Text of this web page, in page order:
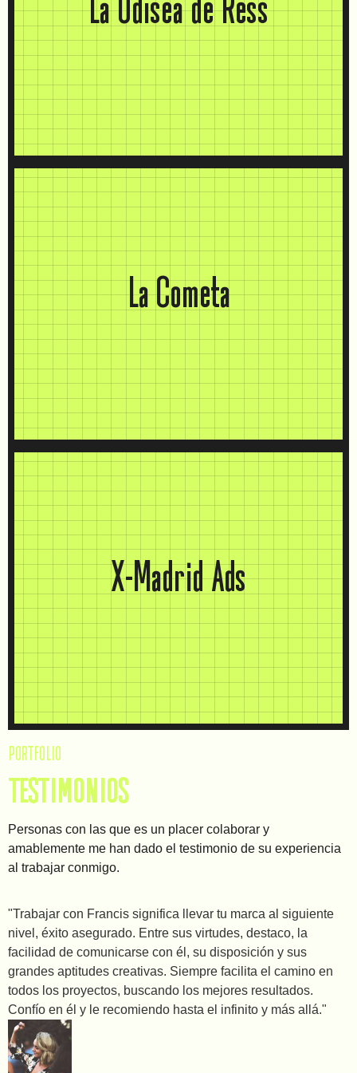
La Odisea de Ress
La Cometa
X-Madrid Ads
PORTFOLIO
TESTIMONIOS
Personas con las que es un placer colaborar y
amablemente me han dado el testimonio de su experiencia
al trabajar conmigo.
"Trabajar con Francis significa llevar tu marca al siguiente
nivel, éxito asegurado. Entre sus virtudes, destaco, la
facilidad de comunicarse con él, su disposición y sus
grandes aptitudes creativas. Siempre facilita el camino en
todos los proyectos, buscando los mejores resultados.
Confío en él y le recomiendo hasta el infinito y más allá."